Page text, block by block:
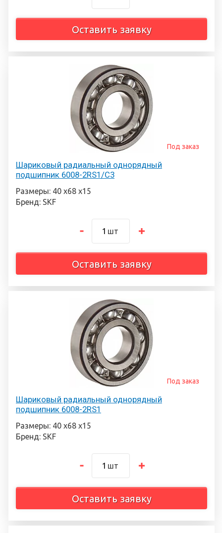
Оставить заявку
Шариковый радиальный однорядный
подшипник 6008-2RS1/C3
Под заказ
Размеры: 40 х68 х15
Бренд: SKF
шт
Оставить заявку
Шариковый радиальный однорядный
подшипник 6008-2RS1
Под заказ
Размеры: 40 х68 х15
Бренд: SKF
шт
Оставить заявку